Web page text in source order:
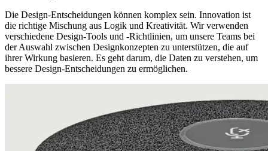
Die Design-Entscheidungen können komplex sein. Innovation ist
die richtige Mischung aus Logik und Kreativität. Wir verwenden
verschiedene Design-Tools und -Richtlinien, um unsere Teams bei
der Auswahl zwischen Designkonzepten zu unterstützen, die auf
ihrer Wirkung basieren. Es geht darum, die Daten zu verstehen, um
bessere Design-Entscheidungen zu ermöglichen.